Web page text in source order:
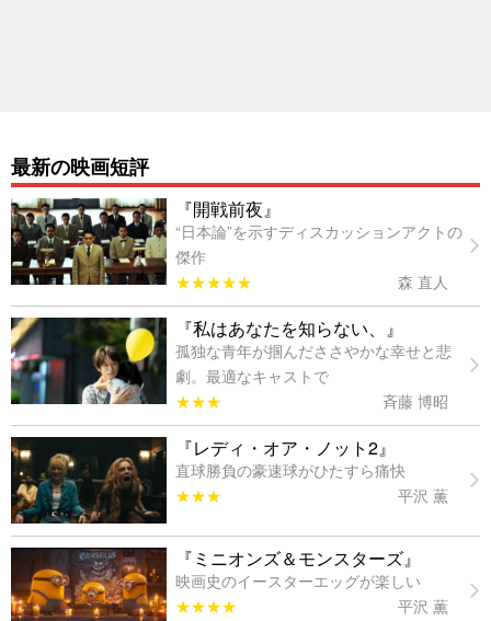
最新の映画短評
『開戦前夜』
“日本論”を示すディスカッションアクトの
傑作
★★★★★
森 直人
『私はあなたを知らない、』
孤独な青年が掴んだささやかな幸せと悲
劇。最適なキャストで
★★★
斉藤 博昭
『レディ・オア・ノット2』
直球勝負の豪速球がひたすら痛快
★★★
平沢 薫
『ミニオンズ＆モンスターズ』
映画史のイースターエッグが楽しい
★★★★
平沢 薫